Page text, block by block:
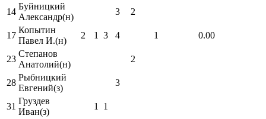
14
Буйницкий
Александр(н)
3 2
17
Копытин
Павел И.(н)
2 1 3 4 1 0.00
23
Степанов
Анатолий(н)
2
28
Рыбницкий
Евгений(з)
3
31
Груздев
Иван(з)
1 1